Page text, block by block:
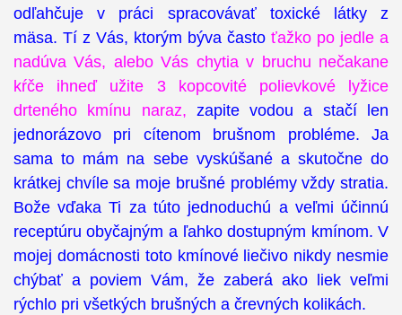
odľahčuje v práci spracovávať toxické látky z
mäsa. Tí z Vás, ktorým býva častoťažko po jedle a
nadúva Vás, alebo Vás chytia v bruchu nečakane
kŕče ihneď užite 3 kopcovité polievkové lyžice
drteného kmínu naraz, zapite vodou a stačí len
jednorázovo pri cítenom brušnom probléme. Ja
sama to mám na sebe vyskúšané a skutočne do
krátkej chvíle sa moje brušné problémy vždy stratia.
Bože vďaka Ti za túto jednoduchú a veľmi účinnú
receptúru obyčajným a ľahko dostupným kmínom. V
mojej domácnosti toto kmínové liečivo nikdy nesmie
chýbať a poviem Vám, že zaberá ako liek veľmi
rýchlo pri všetkých brušných a črevných kolikách.